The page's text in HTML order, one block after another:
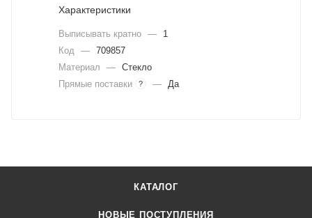
Характеристики
Выписывать кратно —
1
Код
— 709857
Материал
— Стекло
Прямые поставки
? — Да
КАТАЛОГ
НОВЫЕ ПОСТУПЛЕНИЯ